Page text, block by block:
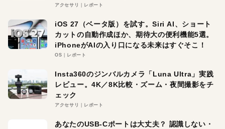
アクセサリ レポート
iOS 27（ベータ版）を試す。Siri AI、ショート
カットの自動作成ほか、期待大の便利機能5選。
iPhoneがAIの入り口になる未来はすぐそこ！
OS レポート
Insta360のジンバルカメラ「Luna Ultra」実践
レビュー。4K／8K比較・ズーム・夜間撮影をチ
ェック
アクセサリ レポート
あなたのUSB-Cポートは大丈夫？ 認識しない・